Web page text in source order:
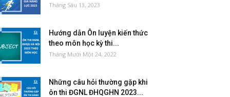
Tháng Sáu 13, 2023
Hướng dẫn Ôn luyện kiến thức
theo môn học kỳ thi...
Tháng Mười Một 24, 2022
Những câu hỏi thường gặp khi
ôn thi ĐGNL ĐHQGHN 2023...